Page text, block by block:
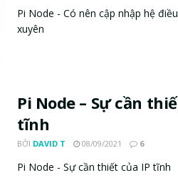
Pi Node - Có nên cập nhập hệ
xuyên
Pi Node – Sự cần
tĩnh
BỞI DAVID T 08/09/2021 6
Pi Node - Sự cần thiết của IP tĩnh